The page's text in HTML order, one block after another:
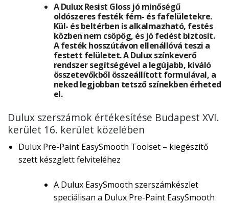
A Dulux Resist Gloss jó minőségű
oldószeres festék fém- és fafelületekre.
Kül- és beltérben is alkalmazható, festés
közben nem csöpög, és jó fedést biztosít.
A festék hosszútávon ellenállóvá teszi a
festett felületet. A Dulux színkeverő
rendszer segítségével a legújabb, kiváló
összetevőkből összeállított formulával, a
neked legjobban tetsző színekben érheted
el.
Dulux szerszámok értékesítése Budapest XVI.
kerület 16. kerület közelében
Dulux Pre-Paint EasySmooth Toolset – kiegészítő
szett készglett felviteléhez
A Dulux EasySmooth szerszámkészlet
speciálisan a Dulux Pre-Paint EasySmooth